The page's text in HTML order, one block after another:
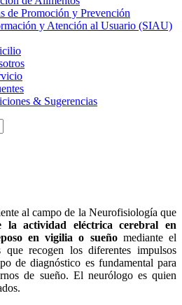
de Promoción y Prevención
y Atención al Usuario (SIAU)
& Sugerencias
al campo de la Neurofisiología que
la actividad eléctrica cerebral en
en vigilia o sueñomediante el
que recogen los diferentes impulsos
de diagnóstico es fundamental para
de sueño. El neurólogo es quien